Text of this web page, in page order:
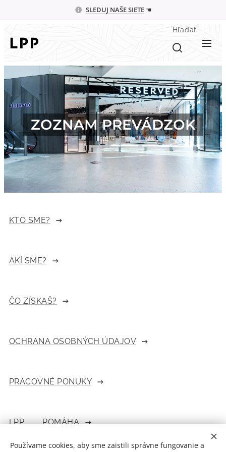
SLEDUJ NAŠE SIETE ☚
Hľadať
ZOZNAM PREVÁDZOK
KTO SME?
AKÍ SME?
ČO ZÍSKAŠ?
OCHRANA OSOBNÝCH ÚDAJOV
PRACOVNÉ PONUKY
LPP POMÁHA
Používame cookies, aby sme zaistili správne fungovanie a